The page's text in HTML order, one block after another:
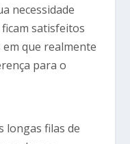
necessidade
satisfeitos
que realmente
para o
longas filas de